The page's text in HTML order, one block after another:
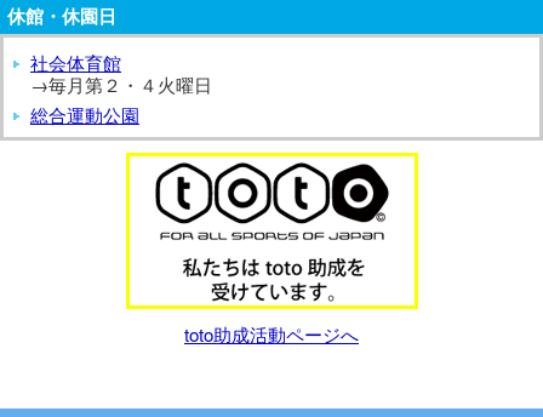
休館・休園日
社会体育館
→毎月第２・４火曜日
総合運動公園
toto助成活動ページへ